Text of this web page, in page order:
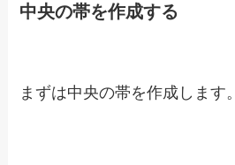
中央の帯を作成する
まずは中央の帯を作成します。